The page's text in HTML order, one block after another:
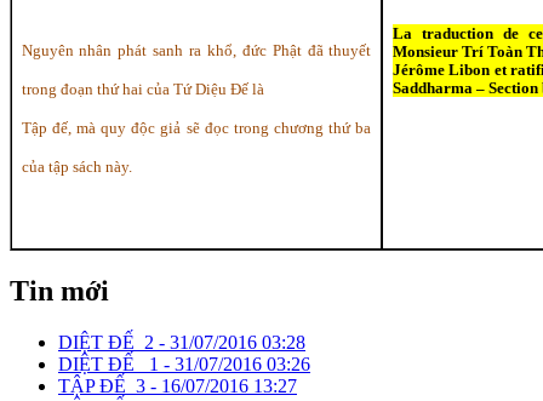
Nguyên nhân phát sanh ra khổ, đức Phật đã thuyết
trong đoạn thứ hai của Tứ Diệu Đế là
Tập đế, mà quy độc giả sẽ đọc trong chương thứ ba
của tập sách này.
La traduction de
Monsieur Trí Toàn
Jérôme Libon et
Saddharma –
Tin mới
DIỆT ĐẾ_2 - 31/07/2016 03:28
DIỆT ĐẾ _1 - 31/07/2016 03:26
TẬP ĐẾ_3 - 16/07/2016 13:27